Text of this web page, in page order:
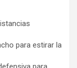
para estirar la